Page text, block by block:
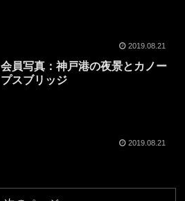
2019.08.21
会員写真：神戸港の夜景とカノー
プスブリッジ
2019.08.21